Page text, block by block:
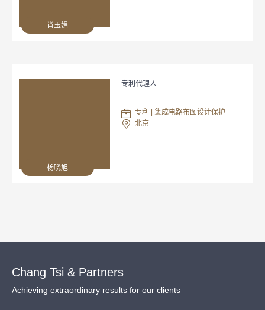
肖玉娟
杨晓旭
专利代理人
专利 | 集成电路布图设计保护
北京
Chang Tsi & Partners
Achieving extraordinary results for our clients